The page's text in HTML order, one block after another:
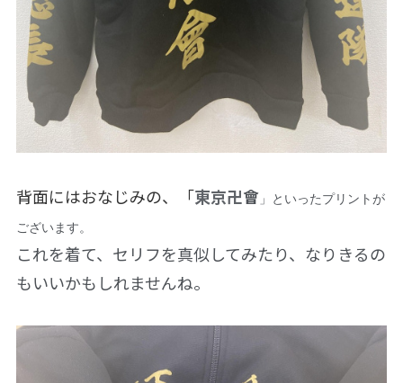
背面にはおなじみの、「東京卍會」といったプリントが
ございます。
これを着て、セリフを真似してみたり、なりきるの
もいいかもしれませんね。